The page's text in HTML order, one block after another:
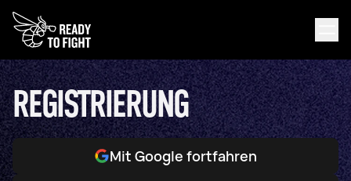
REGISTRIERUNG
Mit Google fortfahren